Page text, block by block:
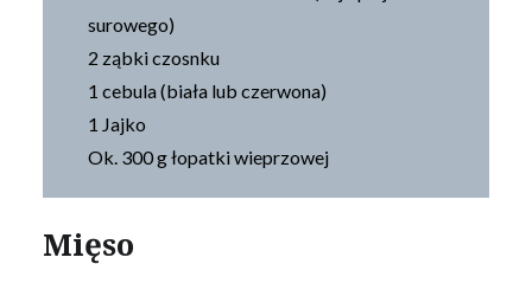
surowego)
2 ząbki czosnku
1 cebula (biała lub czerwona)
1 Jajko
Ok. 300 g łopatki wieprzowej
Mięso